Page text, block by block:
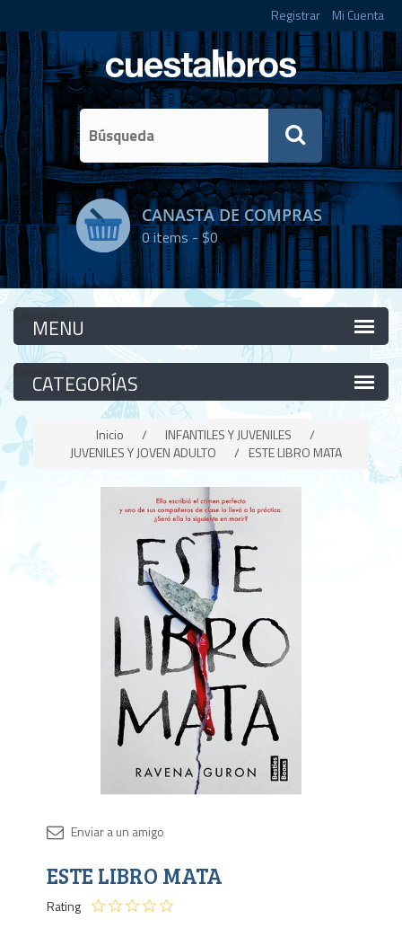
Registrar Mi Cuenta
CANASTA DE COMPRAS
0items -$0
Categorías
Categorías
Inicio / INFANTILES Y JUVENILES
/
JUVENILES Y JOVEN ADULTO
/ ESTE LIBRO MATA
ESTE LIBRO MATA
Rating